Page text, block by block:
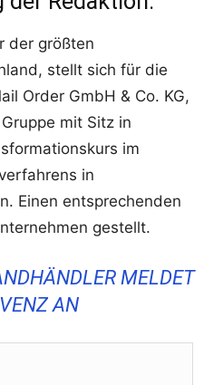
der größten
stellt sich für die
Order GmbH & Co. KG,
mit Sitz in
im
in
Einen entsprechenden
gestellt.
MELDET
AN